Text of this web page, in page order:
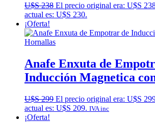
U$S238 El precio original era: U$S
actual es: U$S 230.
¡Oferta!
Anafe Enxuta de
Inducción Magnetica
U$S299 El precio original era: U$S
actual es: U$S 209. IVA inc
¡Oferta!